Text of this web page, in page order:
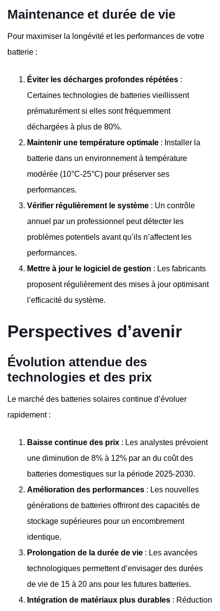
Maintenance et durée de vie
Pour maximiser la longévité et les performances de votre
batterie :
Éviter les décharges profondes répétées :
Certaines technologies de batteries vieillissent
prématurément si elles sont fréquemment
déchargées à plus de 80%.
Maintenir une température optimale : Installer la
batterie dans un environnement à température
modérée (10°C-25°C) pour préserver ses
performances.
Vérifier régulièrement le système : Un contrôle
annuel par un professionnel peut détecter les
problèmes potentiels avant qu’ils n’affectent les
performances.
Mettre à jour le logiciel de gestion : Les fabricants
proposent régulièrement des mises à jour optimisant
l’efficacité du système.
Perspectives d’avenir
Évolution attendue des
technologies et des prix
Le marché des batteries solaires continue d’évoluer
rapidement :
Baisse continue des prix : Les analystes prévoient
une diminution de 8% à 12% par an du coût des
batteries domestiques sur la période 2025-2030.
Amélioration des performances : Les nouvelles
générations de batteries offriront des capacités de
stockage supérieures pour un encombrement
identique.
Prolongation de la durée de vie : Les avancées
technologiques permettent d’envisager des durées
de vie de 15 à 20 ans pour les futures batteries.
Intégration de matériaux plus durables : Réduction